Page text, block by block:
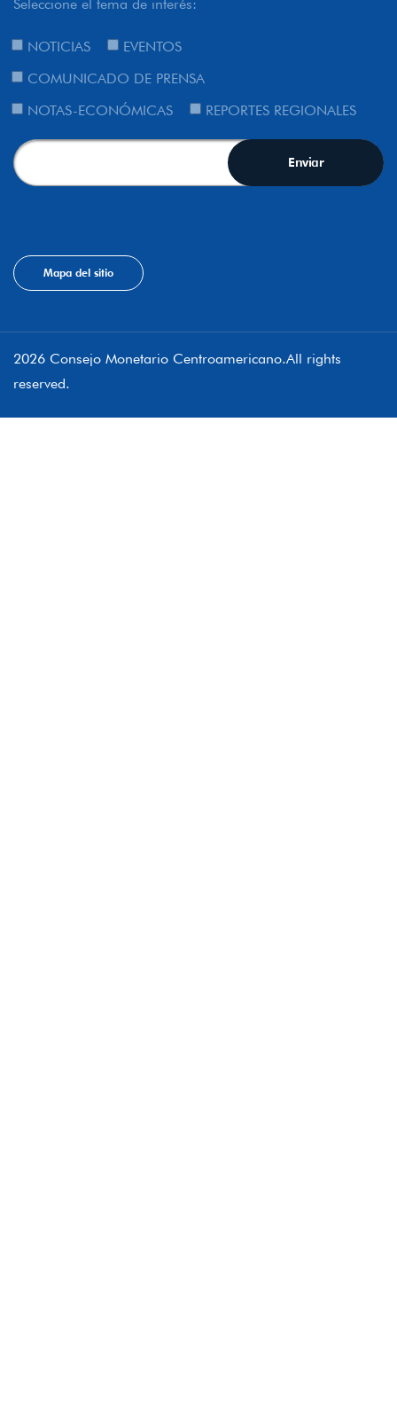
Seleccione el tema de interés:
NOTICIAS
EVENTOS
COMUNICADO DE PRENSA
NOTAS-ECONÓMICAS
REPORTES REGIONALES
Mapa del sitio
2026 Consejo Monetario Centroamericano.All rights
reserved.